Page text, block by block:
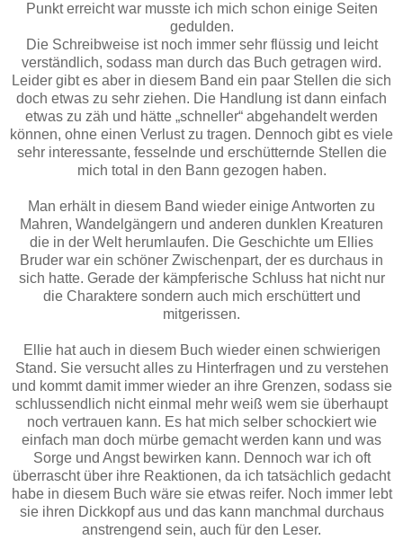
Punkt erreicht war musste ich mich schon einige Seiten
gedulden.
Die Schreibweise ist noch immer sehr flüssig und leicht
verständlich, sodass man durch das Buch getragen wird.
Leider gibt es aber in diesem Band ein paar Stellen die sich
doch etwas zu sehr ziehen. Die Handlung ist dann einfach
etwas zu zäh und hätte „schneller“ abgehandelt werden
können, ohne einen Verlust zu tragen. Dennoch gibt es viele
sehr interessante, fesselnde und erschütternde Stellen die
mich total in den Bann gezogen haben.
Man erhält in diesem Band wieder einige Antworten zu
Mahren, Wandelgängern und anderen dunklen Kreaturen
die in der Welt herumlaufen. Die Geschichte um Ellies
Bruder war ein schöner Zwischenpart, der es durchaus in
sich hatte. Gerade der kämpferische Schluss hat nicht nur
die Charaktere sondern auch mich erschüttert und
mitgerissen.
Ellie hat auch in diesem Buch wieder einen schwierigen
Stand. Sie versucht alles zu Hinterfragen und zu verstehen
und kommt damit immer wieder an ihre Grenzen, sodass sie
schlussendlich nicht einmal mehr weiß wem sie überhaupt
noch vertrauen kann. Es hat mich selber schockiert wie
einfach man doch mürbe gemacht werden kann und was
Sorge und Angst bewirken kann. Dennoch war ich oft
überrascht über ihre Reaktionen, da ich tatsächlich gedacht
habe in diesem Buch wäre sie etwas reifer. Noch immer lebt
sie ihren Dickkopf aus und das kann manchmal durchaus
anstrengend sein, auch für den Leser.